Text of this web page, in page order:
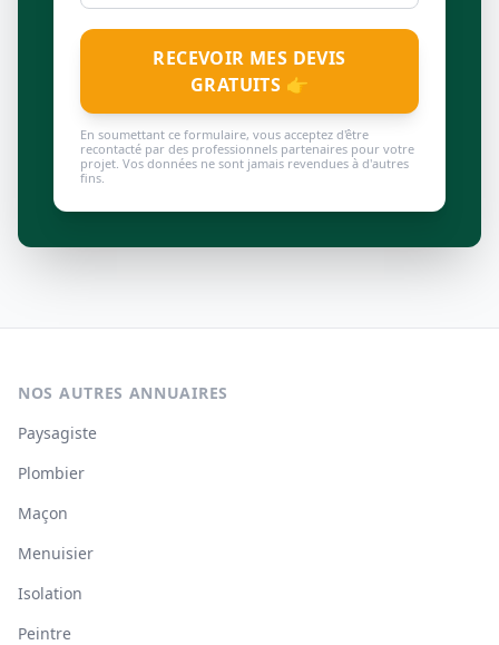
RECEVOIR MES DEVIS
GRATUITS 👉
En soumettant ce formulaire, vous acceptez d'être
recontacté par des professionnels partenaires pour votre
projet. Vos données ne sont jamais revendues à d'autres
fins.
NOS AUTRES ANNUAIRES
Paysagiste
Plombier
Maçon
Menuisier
Isolation
Peintre